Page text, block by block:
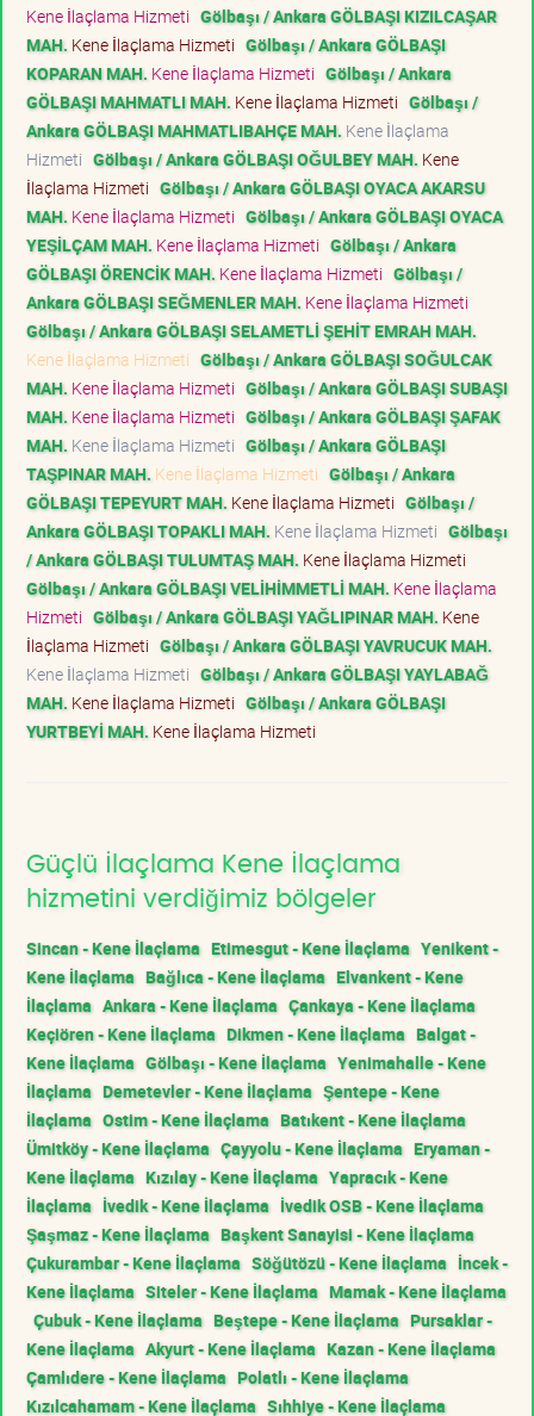
Kene İlaçlama Hizmeti Gölbaşı / Ankara GÖLBAŞI KIZILCAŞAR
MAH. Kene İlaçlama Hizmeti Gölbaşı / Ankara GÖLBAŞI
KOPARAN MAH. Kene İlaçlama Hizmeti Gölbaşı / Ankara
GÖLBAŞI MAHMATLI MAH. Kene İlaçlama Hizmeti Gölbaşı /
Ankara GÖLBAŞI MAHMATLIBAHÇE MAH. Kene İlaçlama
Hizmeti Gölbaşı / Ankara GÖLBAŞI OĞULBEY MAH. Kene
İlaçlama Hizmeti Gölbaşı / Ankara GÖLBAŞI OYACA AKARSU
MAH. Kene İlaçlama Hizmeti Gölbaşı / Ankara GÖLBAŞI OYACA
YEŞİLÇAM MAH. Kene İlaçlama Hizmeti Gölbaşı / Ankara
GÖLBAŞI ÖRENCİK MAH. Kene İlaçlama Hizmeti Gölbaşı /
Ankara GÖLBAŞI SEĞMENLER MAH. Kene İlaçlama Hizmeti
Gölbaşı / Ankara GÖLBAŞI SELAMETLİ ŞEHİT EMRAH MAH.
Kene İlaçlama Hizmeti Gölbaşı / Ankara GÖLBAŞI SOĞULCAK
MAH. Kene İlaçlama Hizmeti Gölbaşı / Ankara GÖLBAŞI SUBAŞI
MAH. Kene İlaçlama Hizmeti Gölbaşı / Ankara GÖLBAŞI ŞAFAK
MAH. Kene İlaçlama Hizmeti Gölbaşı / Ankara GÖLBAŞI
TAŞPINAR MAH. Kene İlaçlama Hizmeti Gölbaşı / Ankara
GÖLBAŞI TEPEYURT MAH. Kene İlaçlama Hizmeti Gölbaşı /
Ankara GÖLBAŞI TOPAKLI MAH. Kene İlaçlama Hizmeti Gölbaşı
/ Ankara GÖLBAŞI TULUMTAŞ MAH. Kene İlaçlama Hizmeti
Gölbaşı / Ankara GÖLBAŞI VELİHİMMETLİ MAH. Kene İlaçlama
Hizmeti Gölbaşı / Ankara GÖLBAŞI YAĞLIPINAR MAH. Kene
İlaçlama Hizmeti Gölbaşı / Ankara GÖLBAŞI YAVRUCUK MAH.
Kene İlaçlama Hizmeti Gölbaşı / Ankara GÖLBAŞI YAYLABAĞ
MAH. Kene İlaçlama Hizmeti Gölbaşı / Ankara GÖLBAŞI
YURTBEYİ MAH. Kene İlaçlama Hizmeti
Güçlü İlaçlama Kene İlaçlama
hizmetini verdiğimiz bölgeler
Sincan - Kene İlaçlama Etimesgut - Kene İlaçlama Yenikent -
Kene İlaçlama Bağlıca - Kene İlaçlama Elvankent - Kene
İlaçlama Ankara - Kene İlaçlama Çankaya - Kene İlaçlama
Keçiören - Kene İlaçlama Dikmen - Kene İlaçlama Balgat -
Kene İlaçlama Gölbaşı - Kene İlaçlama Yenimahalle - Kene
İlaçlama Demetevler - Kene İlaçlama Şentepe - Kene
İlaçlama Ostim - Kene İlaçlama Batıkent - Kene İlaçlama
Ümitköy - Kene İlaçlama Çayyolu - Kene İlaçlama Eryaman -
Kene İlaçlama Kızılay - Kene İlaçlama Yapracık - Kene
İlaçlama İvedik - Kene İlaçlama İvedik OSB - Kene İlaçlama
Şaşmaz - Kene İlaçlama Başkent Sanayisi - Kene İlaçlama
Çukurambar - Kene İlaçlama Söğütözü - Kene İlaçlama İncek -
Kene İlaçlama Siteler - Kene İlaçlama Mamak - Kene İlaçlama
Çubuk - Kene İlaçlama Beştepe - Kene İlaçlama Pursaklar -
Kene İlaçlama Akyurt - Kene İlaçlama Kazan - Kene İlaçlama
Çamlıdere - Kene İlaçlama Polatlı - Kene İlaçlama
Kızılcahamam - Kene İlaçlama Sıhhiye - Kene İlaçlama